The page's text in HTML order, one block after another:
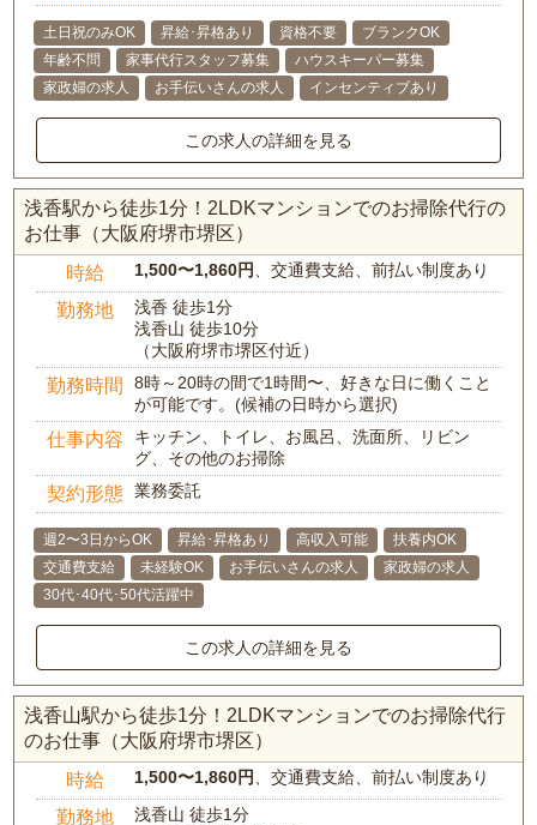
土日祝のみOK 昇給･昇格あり 資格不要
ブランクOK
年齢不問
家事代行スタッフ募集
ハウスキーパー募集
家政婦の求人
お手伝いさんの求人 インセンティブあり
この求人の詳細を見る
浅香駅から徒歩1分！2LDKマンションでのお掃除代行の
お仕事（大阪府堺市堺区）
時給 1,500〜1,860円、交通費支給、前払い制度あり
勤務地
浅香 徒歩1分
浅香山 徒歩10分
（大阪府堺市堺区付近）
勤務時間
8時～20時の間で1時間〜、好きな日に働くこと
が可能です。(候補の日時から選択)
仕事内容
キッチン、トイレ、お風呂、洗面所、リビン
グ、その他のお掃除
契約形態 業務委託
週2〜3日からOK 昇給･昇格あり 高収入可能
扶養内OK
交通費支給
未経験OK お手伝いさんの求人
家政婦の求人
30代･40代･50代活躍中
この求人の詳細を見る
浅香山駅から徒歩1分！2LDKマンションでのお掃除代行
のお仕事（大阪府堺市堺区）
時給 1,500〜1,860円、交通費支給、前払い制度あり
勤務地
浅香山 徒歩1分